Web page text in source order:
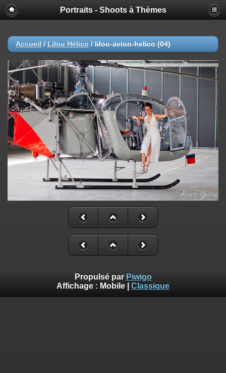
Portraits - Shoots à Thèmes
Accueil / Lilou Hélico / lilou-avion-helico (04)
Propulsé par Piwigo
Affichage : Mobile Classique